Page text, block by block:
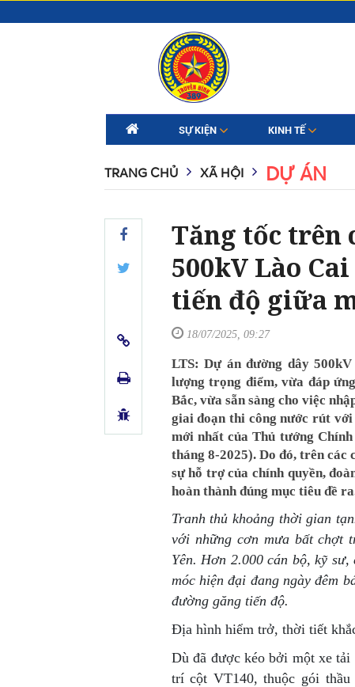
SỰ KIỆN KINH TẾ
TRANG CHỦ XÃ HỘI DỰ ÁN
Tăng tốc trên
500kV Lào
tiến độ giữa
18/07/2025, 09:27
LTS: Dự án đường dây
lượng trọng điểm, vừa đáp
Bắc, vừa sẵn sàng cho việc
giai đoạn thi công nước rút với
mới nhất của Thủ tướng
tháng 8-2025). Do đó, trên các
sự hỗ trợ của chính quyền,
hoàn thành đúng mục tiêu đề
Tranh thủ khoảng thời gian
với những cơn mưa bất chợt
Yên. Hơn 2.000 cán bộ, kỹ
móc hiện đại đang ngày đêm
đường găng tiến độ.
Địa hình hiểm trở, thời tiết
Dù đã được kéo bởi một xe
trí cột VT140, thuộc gói